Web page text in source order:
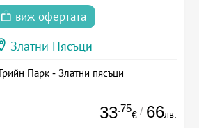
виж офертата
Златни Пясъци
Парк - Златни пясъци
33.75
€ / 66лв.